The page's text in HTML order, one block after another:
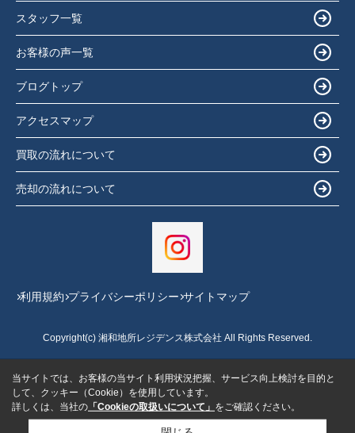
スタッフ一覧
お客様の声一覧
ブログトップ
アクセスマップ
買取の流れについて
売却の流れについて
利用規約 プライバシーポリシー サイトマップ
Copyright(c) 湘和地所レジデンス株式会社 All Rights Reserved.
当サイトでは、お客様の当サイト利用状況把握、サービス向上検討を目的と
して、クッキー（Cookie）を使用しています。
詳しくは、当社の 「Cookieの取扱いについて」 をご確認ください。